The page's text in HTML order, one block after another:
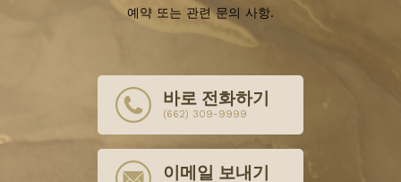
예약 또는 관련 문의 사항.
바로 전화하기
(662) 309-9999
이메일 보내기